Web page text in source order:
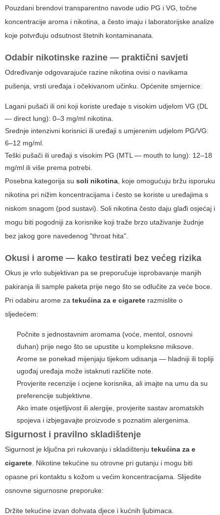
Pouzdani brendovi transparentno navode udio PG i VG, točne
koncentracije aroma i nikotina, a često imaju i laboratorijske analize
koje potvrđuju odsutnost štetnih kontaminanata.
Odabir nikotinske razine — praktični savjeti
Određivanje odgovarajuće razine nikotina ovisi o navikama
pušenja, vrsti uređaja i očekivanom učinku. Općenite smjernice:
Lagani pušači ili oni koji koriste uređaje s visokim udjelom VG (DL
— direct lung): 0–3 mg/ml nikotina.
Srednje intenzivni korisnici ili uređaji s umjerenim udjelom PG/VG:
6–12 mg/ml.
Teški pušači ili uređaji s visokim PG (MTL — mouth to lung): 12–18
mg/ml ili više prema potrebi.
Posebna kategorija su soli nikotina , koje omogućuju bržu isporuku
nikotina pri nižim koncentracijama i često se koriste u uređajima s
niskom snagom (pod sustavi). Soli nikotina često daju glađi osjećaj i
mogu biti pogodniji za korisnike koji traže brzo utaživanje žudnje
bez jakog gore navedenog "throat hita".
Okusi i arome — kako testirati bez većeg rizika
Okus je vrlo subjektivan pa se preporučuje isprobavanje manjih
pakiranja ili sample paketa prije nego što se odlučite za veće boce.
Pri odabiru arome za tekućina za e cigarete razmislite o
sljedećem:
Počnite s jednostavnim aromama (voće, mentol, osnovni
duhan) prije nego što se upustite u kompleksne miksove.
Arome se ponekad mijenjaju tijekom udisanja — hladniji ili topliji
ugođaj uređaja može istaknuti različite note.
Provjerite recenzije i ocjene korisnika, ali imajte na umu da su
preferencije subjektivne.
Ako imate osjetljivost ili alergije, provjerite sastav aromatskih
spojeva i izbjegavajte proizvode s poznatim alergenima.
Sigurnost i pravilno skladištenje
Sigurnost je ključna pri rukovanju i skladištenju tekućina za e
cigarete . Nikotine tekućine su otrovne pri gutanju i mogu biti
opasne pri kontaktu s kožom u većim koncentracijama. Slijedite
osnovne sigurnosne preporuke:
Držite tekućine izvan dohvata djece i kućnih ljubimaca.